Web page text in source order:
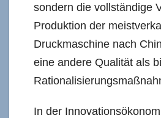
sondern die vollständige
Produktion der
Druckmaschine nach
eine andere Qualität als
In der